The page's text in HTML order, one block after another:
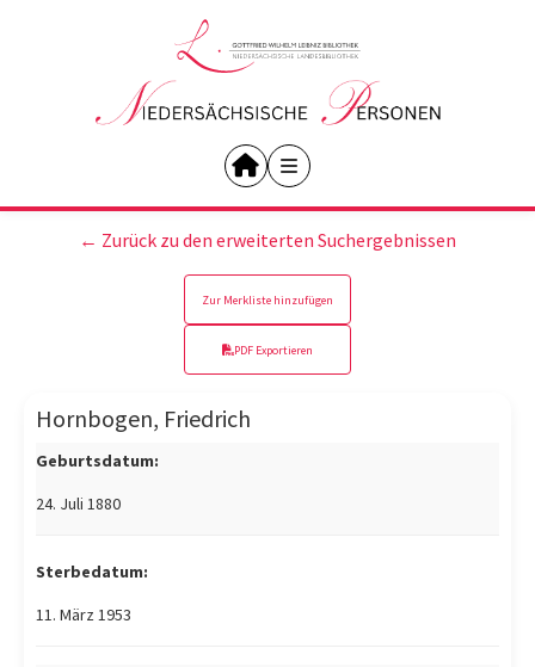
← Zurück zu den erweiterten Suchergebnissen
Zur Merkliste hinzufügen
PDF Exportieren
Hornbogen, Friedrich
Geburtsdatum:
24. Juli 1880
Sterbedatum:
11. März 1953